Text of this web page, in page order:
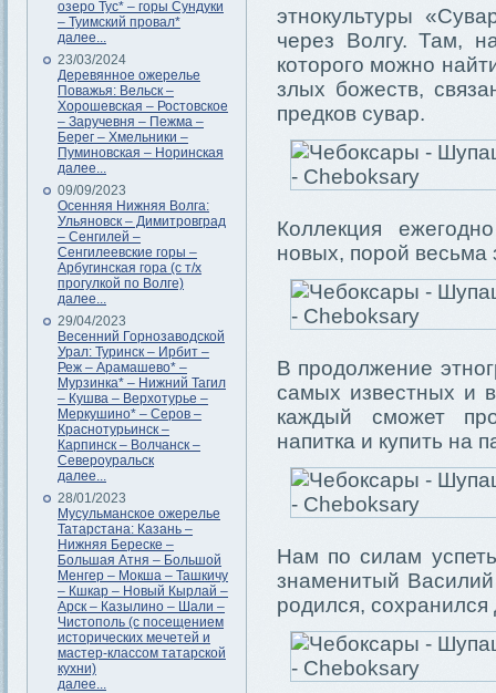
озеро Тус* – горы Сундуки
– Туимский провал*
далее...
23/03/2024
Деревянное ожерелье
Поважья: Вельск –
Хорошевская – Ростовское
– Заручевня – Пежма –
Берег – Хмельники –
Пуминовская – Норинская
далее...
09/09/2023
Осенняя Нижняя Волга:
Ульяновск – Димитровград
– Сенгилей –
Сенгилеевские горы –
Арбугинская гора (с т/х
прогулкой по Волге)
далее...
29/04/2023
Весенний Горнозаводской
Урал: Туринск – Ирбит –
Реж – Арамашево* –
Мурзинка* – Нижний Тагил
– Кушва – Верхотурье –
Меркушино* – Серов –
Краснотурьинск –
Карпинск – Волчанск –
Североуральск
далее...
28/01/2023
Мусульманское ожерелье
Татарстана: Казань –
Нижняя Береске –
Большая Атня – Большой
Менгер – Мокша – Ташкичу
– Кшкар – Новый Кырлай –
Арск – Казылино – Шали –
Чистополь (с посещением
исторических мечетей и
мастер-классом татарской
кухни)
далее...
этнокультуры
через Волгу. Там,
которого можно
злых божеств,
предков сувар.
Коллекция
новых, порой весьма
В продолжение
самых известных и
каждый сможет
напитка и купить на
Нам по силам
знаменитый
родился,